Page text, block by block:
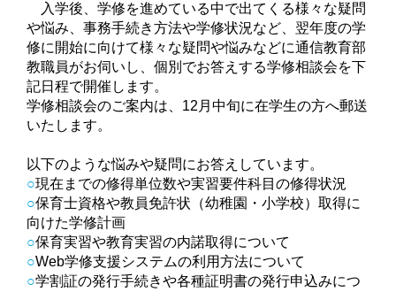
入学後、学修を進めている中で出てくる様々な疑問
や悩み、事務手続き方法や学修状況など、翌年度の学
修に開始に向けて様々な疑問や悩みなどに通信教育部
教職員がお伺いし、個別でお答えする学修相談会を下
記日程で開催します。
学修相談会のご案内は、12月中旬に在学生の方へ郵送
いたします。
以下のような悩みや疑問にお答えしています。
○現在までの修得単位数や実習要件科目の修得状況
○保育士資格や教員免許状（幼稚園・小学校）取得に
向けた学修計画
○保育実習や教育実習の内諾取得について
○Web学修支援システムの利用方法について
○学割証の発行手続きや各種証明書の発行申込みにつ